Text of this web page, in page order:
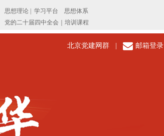
北京党建网群 邮箱登录